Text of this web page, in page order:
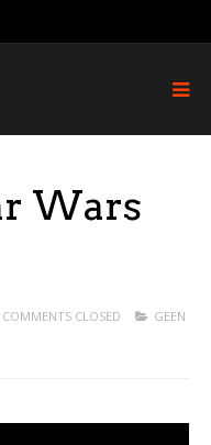
Wars
COMMENTS CLOSED
GEEN